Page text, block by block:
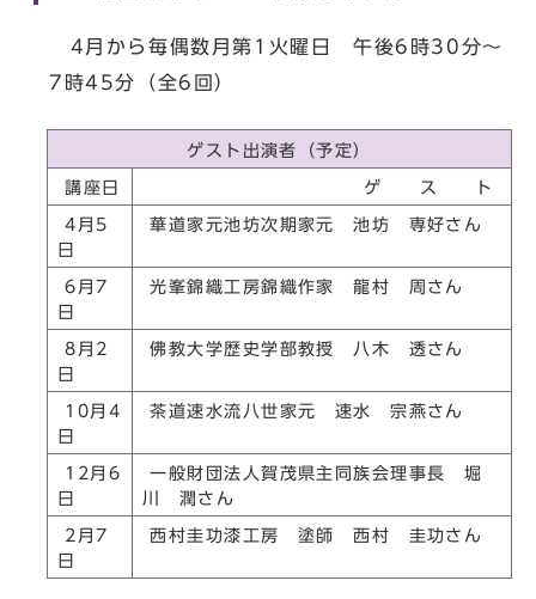
4月から毎偶数月第1火曜日 午後6時30分～
7時45分（全6回）
ゲスト出演者（予定）
講座日 ゲ ス ト
4月5
日
華道家元池坊次期家元 池坊 専好さん
6月7
日
光峯錦織工房錦織作家 龍村 周さん
8月2
日
佛教大学歴史学部教授 八木 透さん
10月4
日
茶道速水流八世家元 速水 宗燕さん
12月6
日
一般財団法人賀茂県主同族会理事長 堀
川 潤さん
2月7
日
西村圭功漆工房 塗師 西村 圭功さん